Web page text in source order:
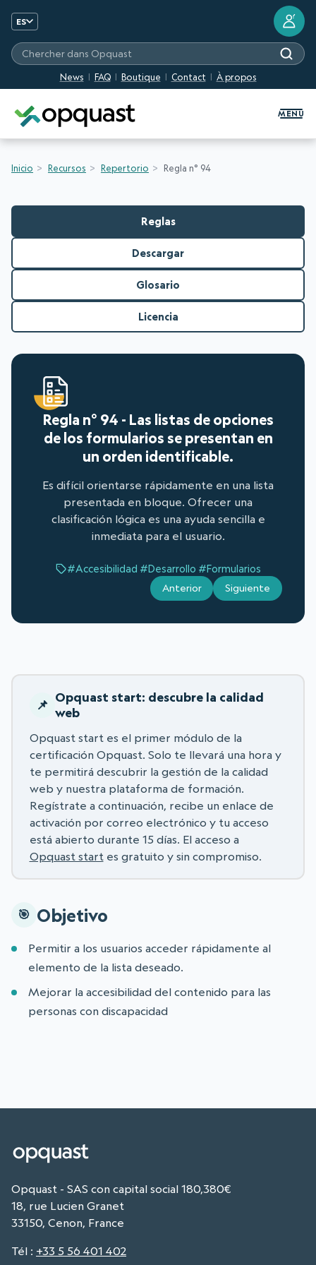
ES
News FAQ Boutique Contact À propos
Chercher dans Opquast
?
MENU
Inicio Recursos Repertorio Regla n° 94
Reglas
Descargar
Glosario
Licencia
Regla n° 94 - Las listas de opciones
de los formularios se presentan en
un orden identificable.
Es difícil orientarse rápidamente en una lista
presentada en bloque. Ofrecer una
clasificación lógica es una ayuda sencilla e
inmediata para el usuario.
#Accesibilidad #Desarrollo #Formularios
Anterior Siguiente
Opquast start: descubre la calidad
web
Opquast start es el primer módulo de la
certificación Opquast. Solo te llevará una hora y
te permitirá descubrir la gestión de la calidad
web y nuestra plataforma de formación.
Regístrate a continuación, recibe un enlace de
activación por correo electrónico y tu acceso
está abierto durante 15 días. El acceso a
Opquast startes gratuito y sin compromiso.
Objetivo
Permitir a los usuarios acceder rápidamente al
elemento de la lista deseado.
Mejorar la accesibilidad del contenido para las
personas con discapacidad
Opquast - SAS con capital social 180,380€
18, rue Lucien Granet
33150, Cenon, France
Tél : +33 5 56 401 402